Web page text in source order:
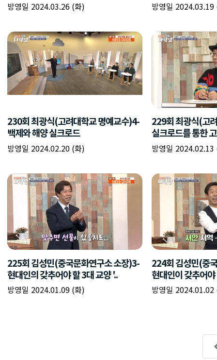
방영일 2024.03.26 (화) 방영일 2024.03.19
230회 최광식(고려대학교 명예교수)4-
백제와 해양 실크로드
방영일 2024.02.20 (화)
229회 최광식(고
실크로드를 통한
방영일 2024.02.13
225회 김성민(중국문화연구소 소장)3-
현대인의 갖추어야 할 3대 교양 '..
방영일 2024.01.09 (화)
224회 김성민(중
현대인이 갖추어
방영일 2024.01.02